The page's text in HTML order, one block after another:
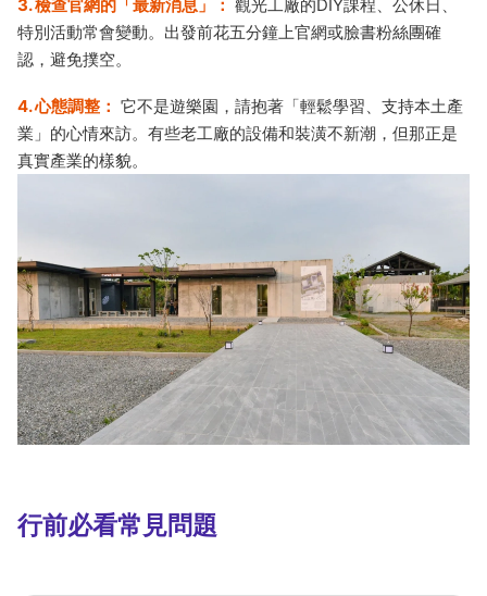
3. 檢查官網的「最新消息」： 觀光工廠的DIY課程、公休日、
特別活動常會變動。出發前花五分鐘上官網或臉書粉絲團確
認，避免撲空。
4. 心態調整： 它不是遊樂園，請抱著「輕鬆學習、支持本土產
業」的心情來訪。有些老工廠的設備和裝潢不新潮，但那正是
真實產業的樣貌。
行前必看常見問題